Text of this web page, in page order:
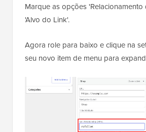
Marque as opções
'Alvo do Link'.
Agora role para baixo e clique na
seu novo item de menu para